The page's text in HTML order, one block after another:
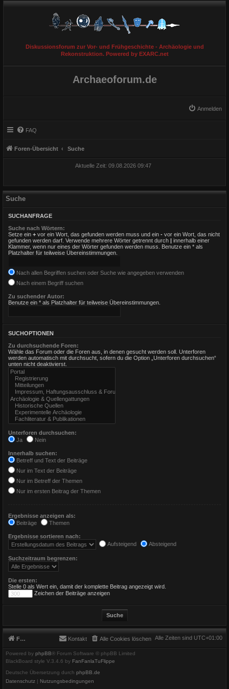
Diskussionsforum zur Vor- und Frühgeschichte - Archäologie und
Rekonstruktion. Powered by EXARC.net
Archaeoforum.de
Anmelden
FAQ
Foren-Übersicht Suche
Aktuelle Zeit: 09.08.2026 09:47
Suche
SUCHANFRAGE
Suche nach Wörtern:
Setze ein + vor ein Wort, das gefunden werden muss und ein - vor ein Wort, das nicht
gefunden werden darf. Verwende mehrere Wörter getrennt durch
innerhalb einer
Klammer, wenn nur eines der Wörter gefunden werden muss. Benutze ein * als
Platzhalter für teilweise Übereinstimmungen.
Nach allen Begriffen suchen oder Suche wie angegeben verwenden
Nach einem Begriff suchen
Zu suchender Autor:
Benutze ein * als Platzhalter für teilweise Übereinstimmungen.
SUCHOPTIONEN
Zu durchsuchende Foren:
Wähle das Forum oder die Foren aus, in denen gesucht werden soll. Unterforen
werden automatisch mit durchsucht, sofern du die Option „Unterforen durchsuchen“
unten nicht deaktivierst.
Unterforen durchsuchen:
Ja
Nein
Innerhalb suchen:
Betreff und Text der Beiträge
Nur im Text der Beiträge
Nur im Betreff der Themen
Nur im ersten Beitrag der Themen
Ergebnisse anzeigen als:
Beiträge
Themen
Ergebnisse sortieren nach:
Aufsteigend
Absteigend
Suchzeitraum begrenzen:
Die ersten:
Stelle 0 als Wert ein, damit der komplette Beitrag angezeigt wird.
Zeichen der Beiträge anzeigen
Foren-Übersicht Alle Zeiten sind UTC+01:00
Alle Cookies löschen
Kontakt
Powered by phpBB® Forum Software © phpBB Limited
BlackBoard style V.3.4.6 by FanFanlaTuFlippe
Deutsche Übersetzung durch phpBB.de
Datenschutz | Nutzungsbedingungen